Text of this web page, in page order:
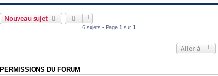
Nouveau sujet
6 sujets • Page 1 sur 1
Aller à
PERMISSIONS DU FORUM